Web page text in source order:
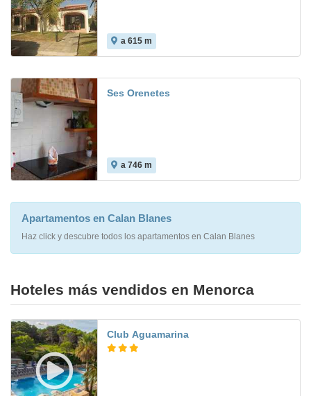
a 615 m
Ses Orenetes
a 746 m
Apartamentos en Calan Blanes
Haz click y descubre todos los apartamentos en Calan Blanes
Hoteles más vendidos en Menorca
Club Aguamarina